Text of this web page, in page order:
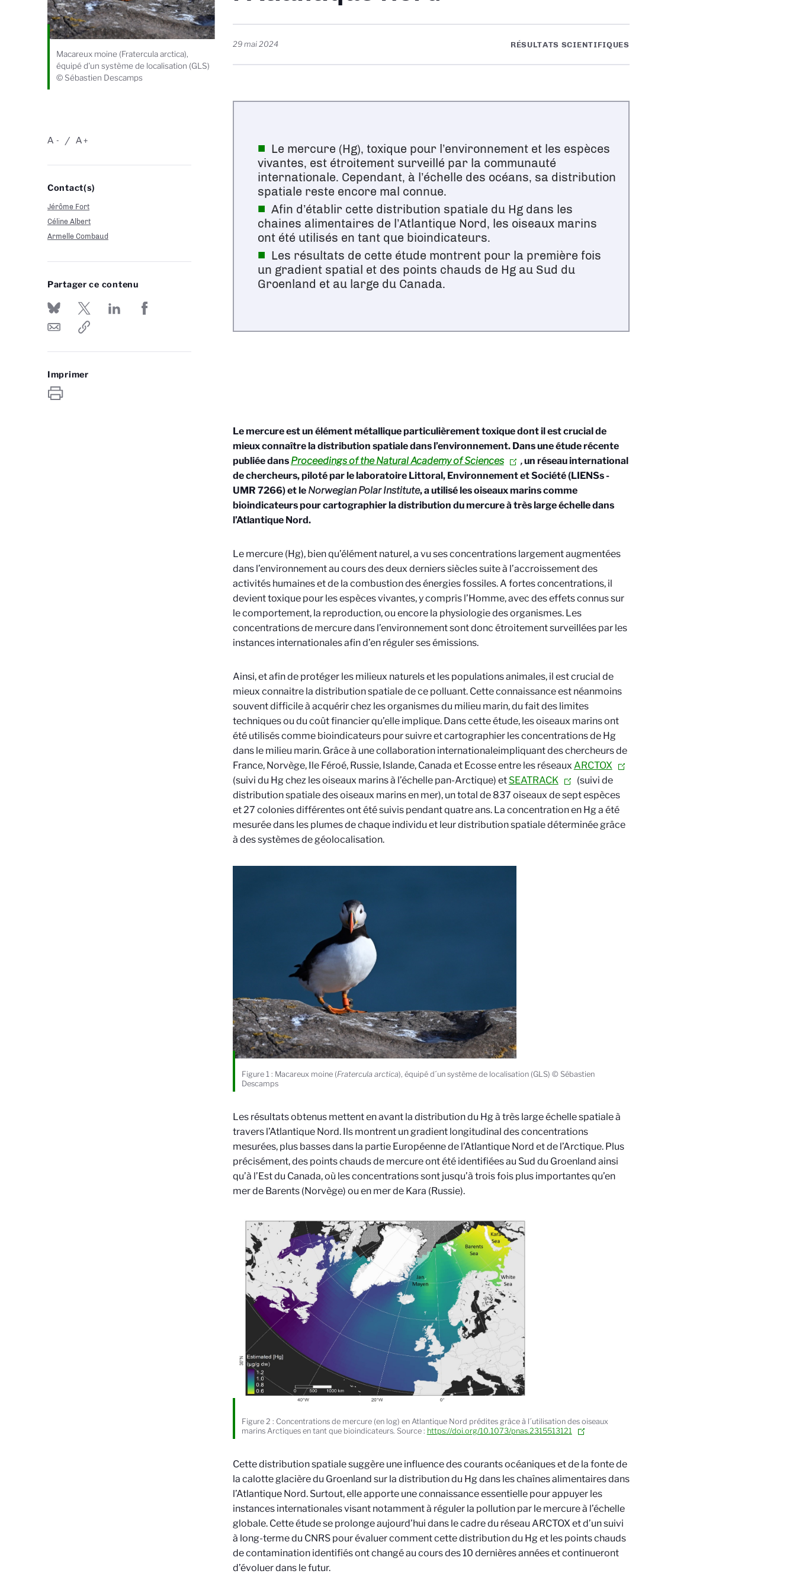
Macareux moine (Fratercula arctica),
équipé d'un système de localisation (GLS)
© Sébastien Descamps
-
A +
A
Contact(s)
Jérôme Fort
Céline Albert
Armelle Combaud
Partager ce contenu
Imprimer
29 mai 2024 RÉSULTATS SCIENTIFIQUES
Le mercure (Hg), toxique pour l’environnement et les espèces
vivantes, est étroitement surveillé par la communauté
internationale. Cependant, à l’échelle des océans, sa distribution
spatiale reste encore mal connue.
Afin d’établir cette distribution spatiale du Hg dans les
chaines alimentaires de l’Atlantique Nord, les oiseaux marins
ont été utilisés en tant que bioindicateurs.
Les résultats de cette étude montrent pour la première fois
un gradient spatial et des points chauds de Hg au Sud du
Groenland et au large du Canada.
Le mercure est un élément métallique particulièrement toxique dont il est crucial de
mieux connaître la distribution spatiale dans l’environnement. Dans une étude récente
publiée dans Proceedings of the Natural Academy of Sciences ,un réseau international
de chercheurs, piloté par le laboratoire Littoral, Environnement et Société (LIENSs -
UMR 7266) et le Norwegian Polar Institute, a utilisé les oiseaux marins comme
bioindicateurs pour cartographier la distribution du mercure à très large échelle dans
l’Atlantique Nord.
Le mercure (Hg), bien qu’élément naturel, a vu ses concentrations largement augmentées
dans l’environnement au cours des deux derniers siècles suite à l’accroissement des
activités humaines et de la combustion des énergies fossiles. A fortes concentrations, il
devient toxique pour les espèces vivantes, y compris l’Homme, avec des effets connus sur
le comportement, la reproduction, ou encore la physiologie des organismes. Les
concentrations de mercure dans l’environnement sont donc étroitement surveillées par les
instances internationales afin d’en réguler ses émissions.
Ainsi, et afin de protéger les milieux naturels et les populations animales, il est crucial de
mieux connaitre la distribution spatiale de ce polluant. Cette connaissance est néanmoins
souvent difficile à acquérir chez les organismes du milieu marin, du fait des limites
techniques ou du coût financier qu’elle implique. Dans cette étude, les oiseaux marins ont
été utilisés comme bioindicateurs pour suivre et cartographier les concentrations de Hg
dans le milieu marin. Grâce à une collaboration internationaleimpliquant des chercheurs de
France, Norvège, Ile Féroé, Russie, Islande, Canada et Ecosseentre les réseaux ARCTOX
(suivi du Hg chez les oiseaux marins à l’échelle pan-Arctique) et SEATRACK (suivi de
distribution spatiale des oiseaux marins en mer),un total de 837 oiseaux de sept espèces
et 27 colonies différentes ont été suivis pendant quatre ans. La concentration en Hg a été
mesurée dans les plumes de chaque individu et leur distribution spatiale déterminée grâce
à des systèmes de géolocalisation.
Figure 1 : Macareux moine (Fratercula arctica), équipé d´un système de localisation (GLS) © Sébastien
Descamps
Les résultats obtenus mettent en avant la distribution du Hg à très large échelle spatiale à
travers l’Atlantique Nord. Ils montrent un gradient longitudinal des concentrations
mesurées, plus basses dans la partie Européenne de l’Atlantique Nord et de l’Arctique. Plus
précisément, des points chauds de mercure ont été identifiées au Sud du Groenland ainsi
qu’à l’Est du Canada, où les concentrations sont jusqu’à trois fois plus importantes qu’en
mer de Barents (Norvège) ou en mer de Kara (Russie).
Figure 2 : Concentrations de mercure (en log) en Atlantique Nord prédites grâce à l´utilisation des oiseaux
marins Arctiques en tant que bioindicateurs. Source : https://doi.org/10.1073/pnas.2315513121
Cette distribution spatiale suggère une influence des courants océaniques et de la fonte de
la calotte glacière du Groenland sur la distribution du Hg dans les chaînes alimentaires dans
l’Atlantique Nord. Surtout, elle apporte une connaissance essentielle pour appuyer les
instances internationales visant notamment à réguler la pollution par le mercure à l’échelle
globale. Cette étude se prolonge aujourd’hui dans le cadre du réseau ARCTOX et d’un suivi
à long-terme du CNRS pour évaluer comment cette distribution du Hg et les points chauds
de contamination identifiés ont changé au cours des 10 dernières années et continueront
d’évoluer dans le futur.